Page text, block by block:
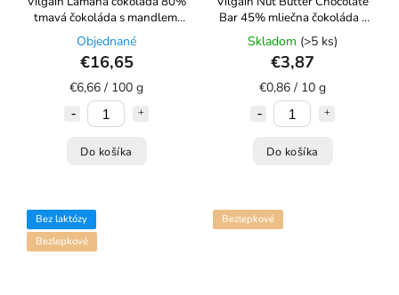
tmavá čokoláda s mandlemi
250 g
Objednané
€16,65
€6,66 / 100 g
Do košíka
Bar 45% mliečna čokoláda s
lieskovoorieškovým krémom
45g
Skladom (>5 ks)
€3,87
€0,86 / 10 g
Do košíka
Bez laktózy
Bezlepkové
Bezlepkové